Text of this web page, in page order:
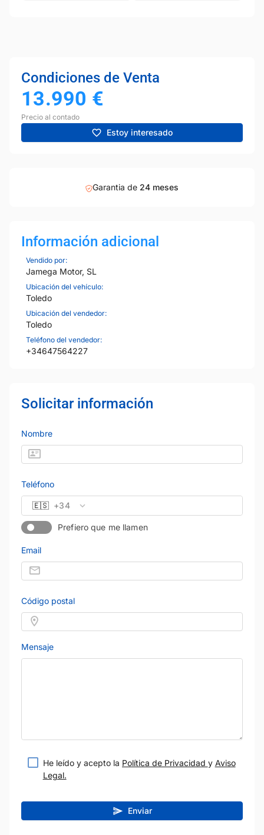
Condiciones de Venta
13.990 €
Precio al contado
Estoy interesado
Garantia de 24 meses
Información adicional
Vendido por:
Jamega Motor, SL
Ubicación del vehículo:
Toledo
Ubicación del vendedor:
Toledo
Teléfono del vendedor:
+34647564227
Solicitar información
Nombre
Teléfono
🇪🇸 +34
Prefiero que me llamen
Email
Código postal
Mensaje
He leído y acepto la Política de Privacidad y Aviso
Legal.
Enviar